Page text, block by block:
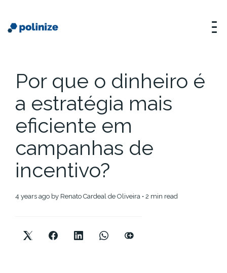
Por que o dinheiro é
a estratégia mais
eficiente em
campanhas de
incentivo?
4 years ago by Renato Cardeal de Oliveira • 2 min read